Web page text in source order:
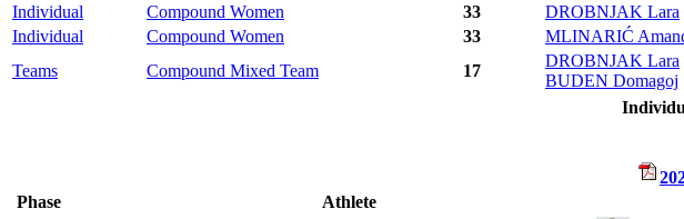
Individual
Compound Women 33 DROBNJAK Lara
Individual
Compound Women 33 MLINARIĆ
Teams
Compound Mixed Team 17
DROBNJAK Lara
BUDEN Domagoj
Phase
Athlete